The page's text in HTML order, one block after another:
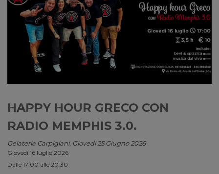
HAPPY HOUR GRECO CON
RADIO MEMPHIS 3.0.
Gelateria Carpigiani, Giovedi 25 Giugno 2026
Giovedì 16 luglio 2026
Dalle 17:00 alle 20:30